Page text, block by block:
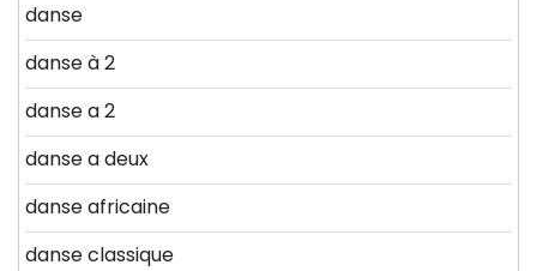
danse
danse à 2
danse a 2
danse a deux
danse africaine
danse classique